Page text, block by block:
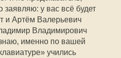
заявляю: у вас всё будет
и Артём Валерьевич
Владимирович
именно по вашей
учились